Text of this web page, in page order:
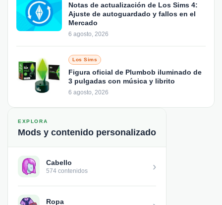
Notas de actualización de Los Sims 4:
Ajuste de autoguardado y fallos en el
Mercado
6 agosto, 2026
Los Sims
Figura oficial de Plumbob iluminado de
3 pulgadas con música y librito
6 agosto, 2026
EXPLORA
Mods y contenido personalizado
Cabello
574 contenidos ›
Ropa